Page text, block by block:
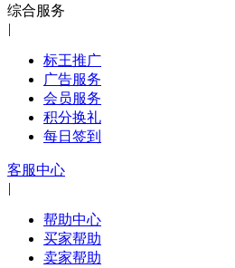
综合服务
|
标王推广
广告服务
会员服务
积分换礼
每日签到
客服中心
|
帮助中心
买家帮助
卖家帮助